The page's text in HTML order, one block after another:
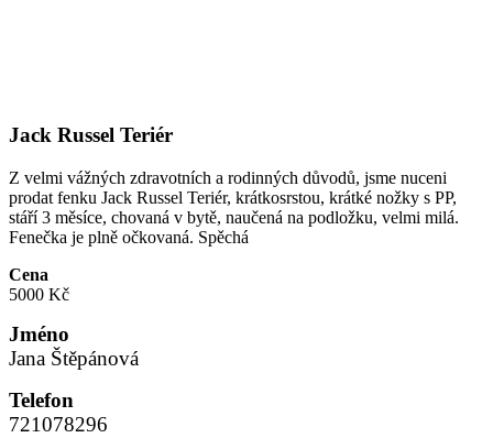
Jack Russel Teriér
Z velmi vážných zdravotních a rodinných důvodů, jsme nuceni
prodat fenku Jack Russel Teriér, krátkosrstou, krátké nožky s PP,
stáří 3 měsíce, chovaná v bytě, naučená na podložku, velmi milá.
Fenečka je plně očkovaná. Spěchá
Cena
5000 Kč
Jméno
Jana Štěpánová
Telefon
721078296